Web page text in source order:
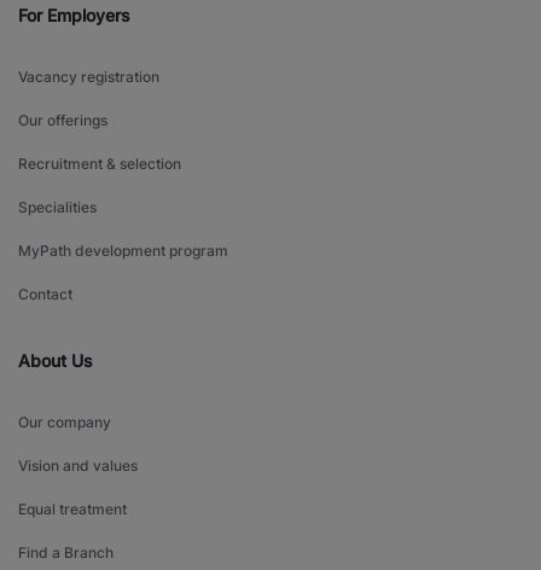
For Employers
Vacancy registration
Our offerings
Recruitment & selection
Specialities
MyPath development program
Contact
About Us
Our company
Vision and values
Equal treatment
Find a Branch